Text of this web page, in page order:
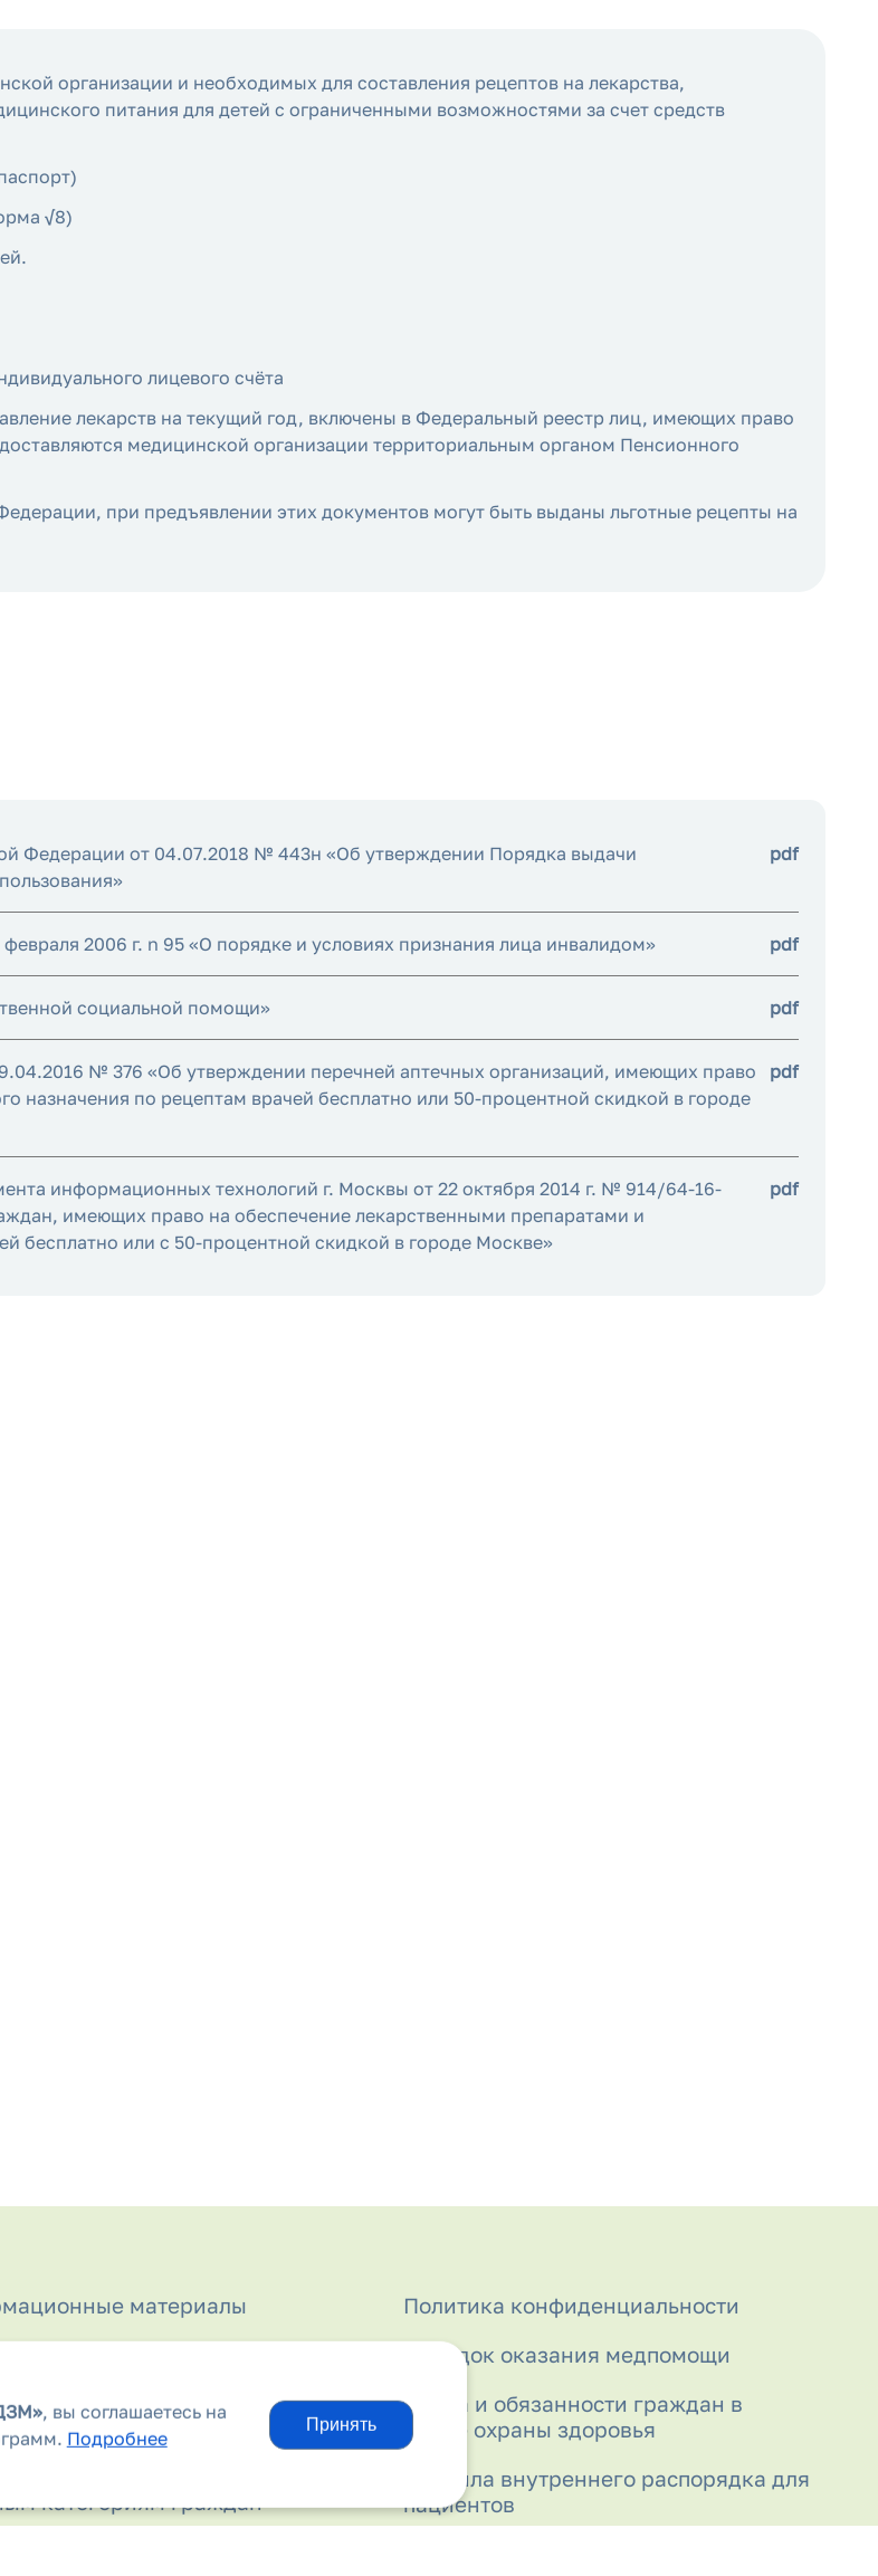
организации и необходимых для составления рецептов на лекарства,
питания для детей с ограниченными возможностями за счет средств
√8)
лицевого счёта
лекарств на текущий год, включены в Федеральный реестр лиц, имеющих право
медицинской организации территориальным органом Пенсионного
при предъявлении этих документов могут быть выданы льготные рецепты на
Федерации от 04.07.2018 № 443н «Об утверждении Порядка выдачи
pdf
2006 г. n 95 «О порядке и условиях признания лица инвалидом» pdf
социальной помощи» pdf
№ 376 «Об утверждении перечней аптечных организаций, имеющих право
назначения по рецептам врачей бесплатно или 50-процентной скидкой в городе
pdf
информационных технологий г. Москвы от 22 октября 2014 г. № 914/64-16-
имеющих право на обеспечение лекарственными препаратами и
бесплатно или с 50-процентной скидкой в городе Москве»
pdf
материалы
препараты
категориям граждан
Политика конфиденциальности
Порядок оказания медпомощи
Права и обязанности граждан в
сфере охраны здоровья
Правила внутреннего распорядка для
пациентов
, вы соглашаетесь на
Подробнее
Принять